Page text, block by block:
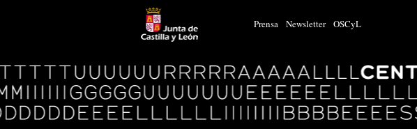
Prensa Newsletter OSCyL
Logo
Centro
Cultural
Miguel
Delibes